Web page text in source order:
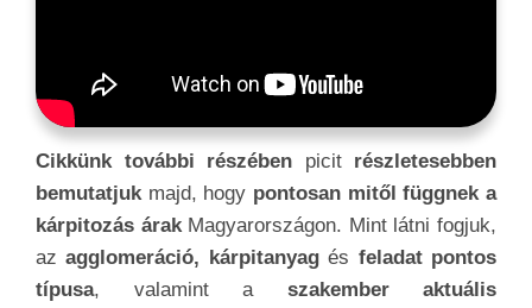
Cikkünk további részében picit részletesebben
bemutatjuk majd, hogy pontosan mitől függnek a
kárpitozás árakMagyarországon. Mint látni fogjuk,
azagglomeráció, kárpitanyagés feladat pontos
típusa, valamint a szakember aktuális